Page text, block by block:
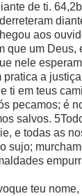
de ti.
aos
que um Deus,
nele
pratica a
ti em teus
pecamos; é
salvos.
e todas as
sujo;
teu